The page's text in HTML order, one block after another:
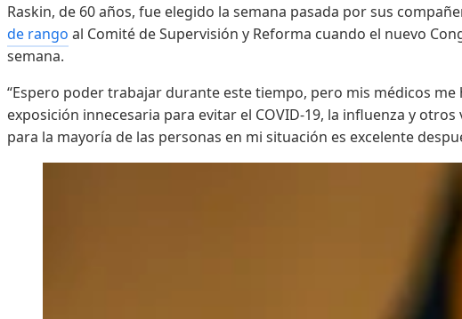
Raskin, de 60 años, fue elegido la semana pasada por sus
de rango al Comité de Supervisión y Reforma cuando el nuevo
semana.
“Espero poder trabajar durante este tiempo, pero mis médicos
exposición innecesaria para evitar el COVID-19, la influenza y otros
para la mayoría de las personas en mi situación es excelente